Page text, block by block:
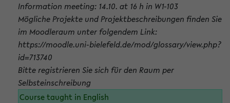
Information meeting: 14.10. at 16 h in W1-103
Mögliche Projekte und Projektbeschreibungen finden Sie
im Moodleraum unter folgendem Link:
https://moodle.uni-bielefeld.de/mod/glossary/view.php?
id=713740
Bitte registrieren Sie sich für den Raum per
Selbsteinschreibung
Course taught in English